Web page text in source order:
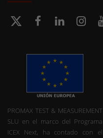
PROMAX TEST & MEASUREMENT
SLU en el marco del Programa
ICEX Next, ha contado con el